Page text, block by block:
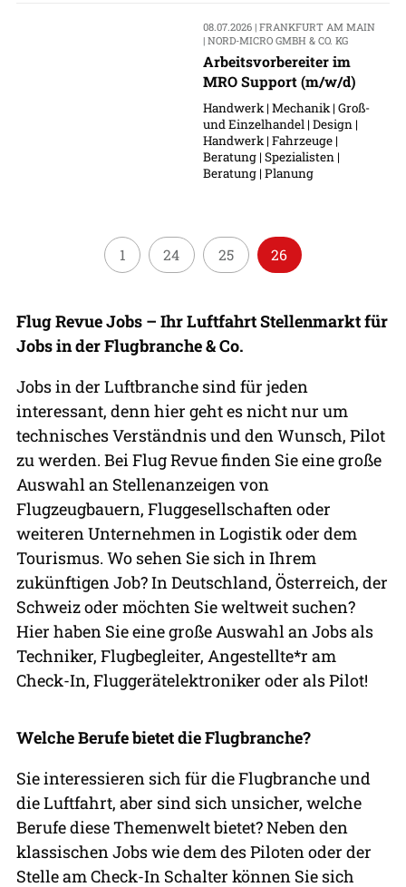
08.07.2026 | FRANKFURT AM MAIN
| NORD-MICRO GMBH & CO. KG
Arbeitsvorbereiter im
MRO Support (m/w/d)
Handwerk | Mechanik | Groß-
und Einzelhandel | Design |
Handwerk | Fahrzeuge |
Beratung | Spezialisten |
Beratung | Planung
1 24 25 26
Flug Revue Jobs – Ihr Luftfahrt Stellenmarkt für
Jobs in der Flugbranche & Co.
Jobs in der Luftbranche sind für jeden
interessant, denn hier geht es nicht nur um
technisches Verständnis und den Wunsch, Pilot
zu werden. Bei Flug Revue finden Sie eine große
Auswahl an Stellenanzeigen von
Flugzeugbauern, Fluggesellschaften oder
weiteren Unternehmen in Logistik oder dem
Tourismus. Wo sehen Sie sich in Ihrem
zukünftigen Job? In Deutschland, Österreich, der
Schweiz oder möchten Sie weltweit suchen?
Hier haben Sie eine große Auswahl an Jobs als
Techniker, Flugbegleiter, Angestellte*r am
Check-In, Fluggerätelektroniker oder als Pilot!
Welche Berufe bietet die Flugbranche?
Sie interessieren sich für die Flugbranche und
die Luftfahrt, aber sind sich unsicher, welche
Berufe diese Themenwelt bietet? Neben den
klassischen Jobs wie dem des Piloten oder der
Stelle am Check-In Schalter können Sie sich